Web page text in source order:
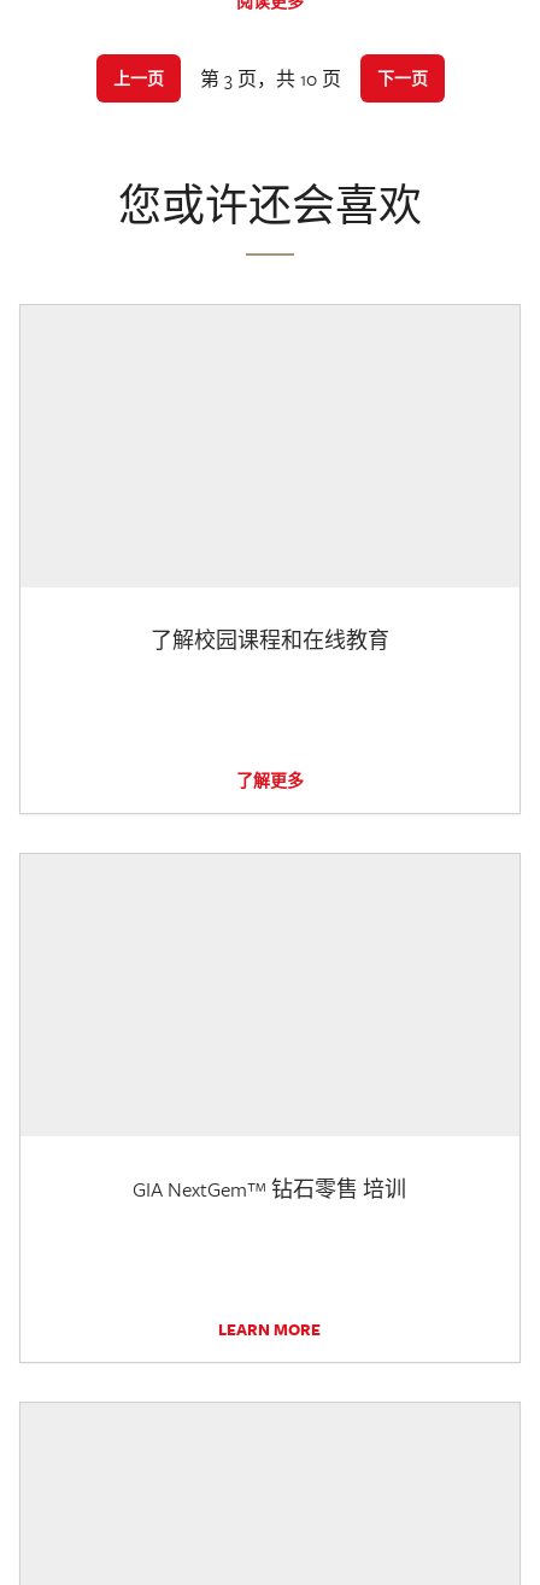
上一页 第 3 页，共 10 页 下一页
您或许还会喜欢
了解校园课程和在线教育
了解更多
GIA NextGem™ 钻石零售 培训
LEARN MORE